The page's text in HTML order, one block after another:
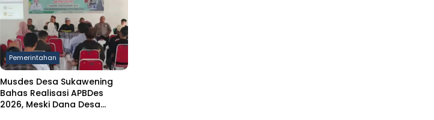
Pemerintahan
Musdes Desa Sukawening
Bahas Realisasi APBDes
2026, Meski Dana Desa